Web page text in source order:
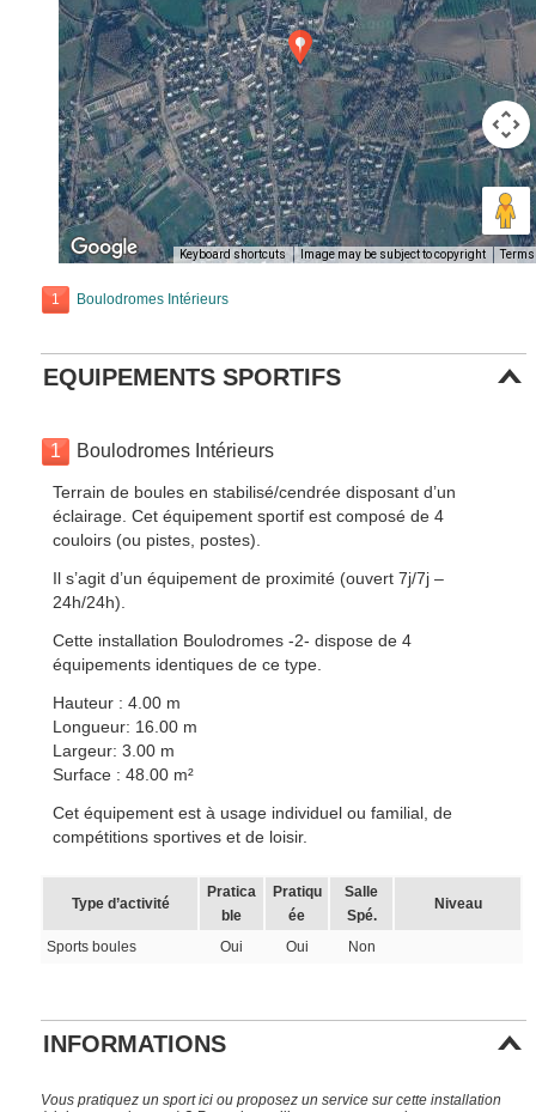
Keyboard shortcuts Image may be subject to copyright Terms
1 Boulodromes Intérieurs
EQUIPEMENTS SPORTIFS
1 Boulodromes Intérieurs
Terrain de boules en stabilisé/cendrée disposant d’un
éclairage. Cet équipement sportif est composé de 4
couloirs (ou pistes, postes).
Il s’agit d’un équipement de proximité (ouvert 7j/7j –
24h/24h).
Cette installation Boulodromes -2- dispose de 4
équipements identiques de ce type.
Hauteur : 4.00 m
Longueur: 16.00 m
Largeur: 3.00 m
Surface : 48.00 m²
Cet équipement est à usage individuel ou familial, de
compétitions sportives et de loisir.
Type d’activité
Pratica
ble
Pratiqu
ée
Salle
Spé.
Niveau
Sports boules Oui Oui Non
INFORMATIONS
Vous pratiquez un sport ici ou proposez un service sur cette installation